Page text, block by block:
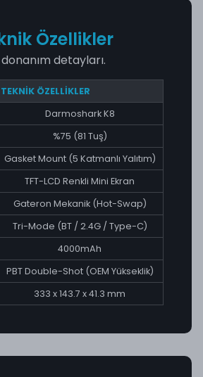
Özellikler
detayları.
TEKNİK ÖZELLİKLER
Darmoshark K8
%75 (81 Tuş)
Gasket Mount (5 Katmanlı Yalıtım)
TFT-LCD Renkli Mini Ekran
Gateron Mekanik (Hot-Swap)
Tri-Mode (BT / 2.4G / Type-C)
4000mAh
PBT Double-Shot (OEM Yükseklik)
333 x 143.7 x 41.3 mm